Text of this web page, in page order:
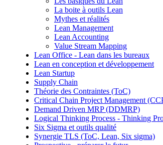
La boite à outils Lean
Mythes et réalités
Lean Management
Lean Accounting
Value Stream Mapping
Lean Office - Lean dans les bureaux
Lean en conception et développement
Lean Startup
Supply Chain
Théorie des Contraintes (ToC)
Critical Chain Project Management
Demand Driven MRP (DDMRP)
Logical Thinking Process - Thinking
Six Sigma et outils qualité
Synergie TLS (ToC, Lean, Six sigma)